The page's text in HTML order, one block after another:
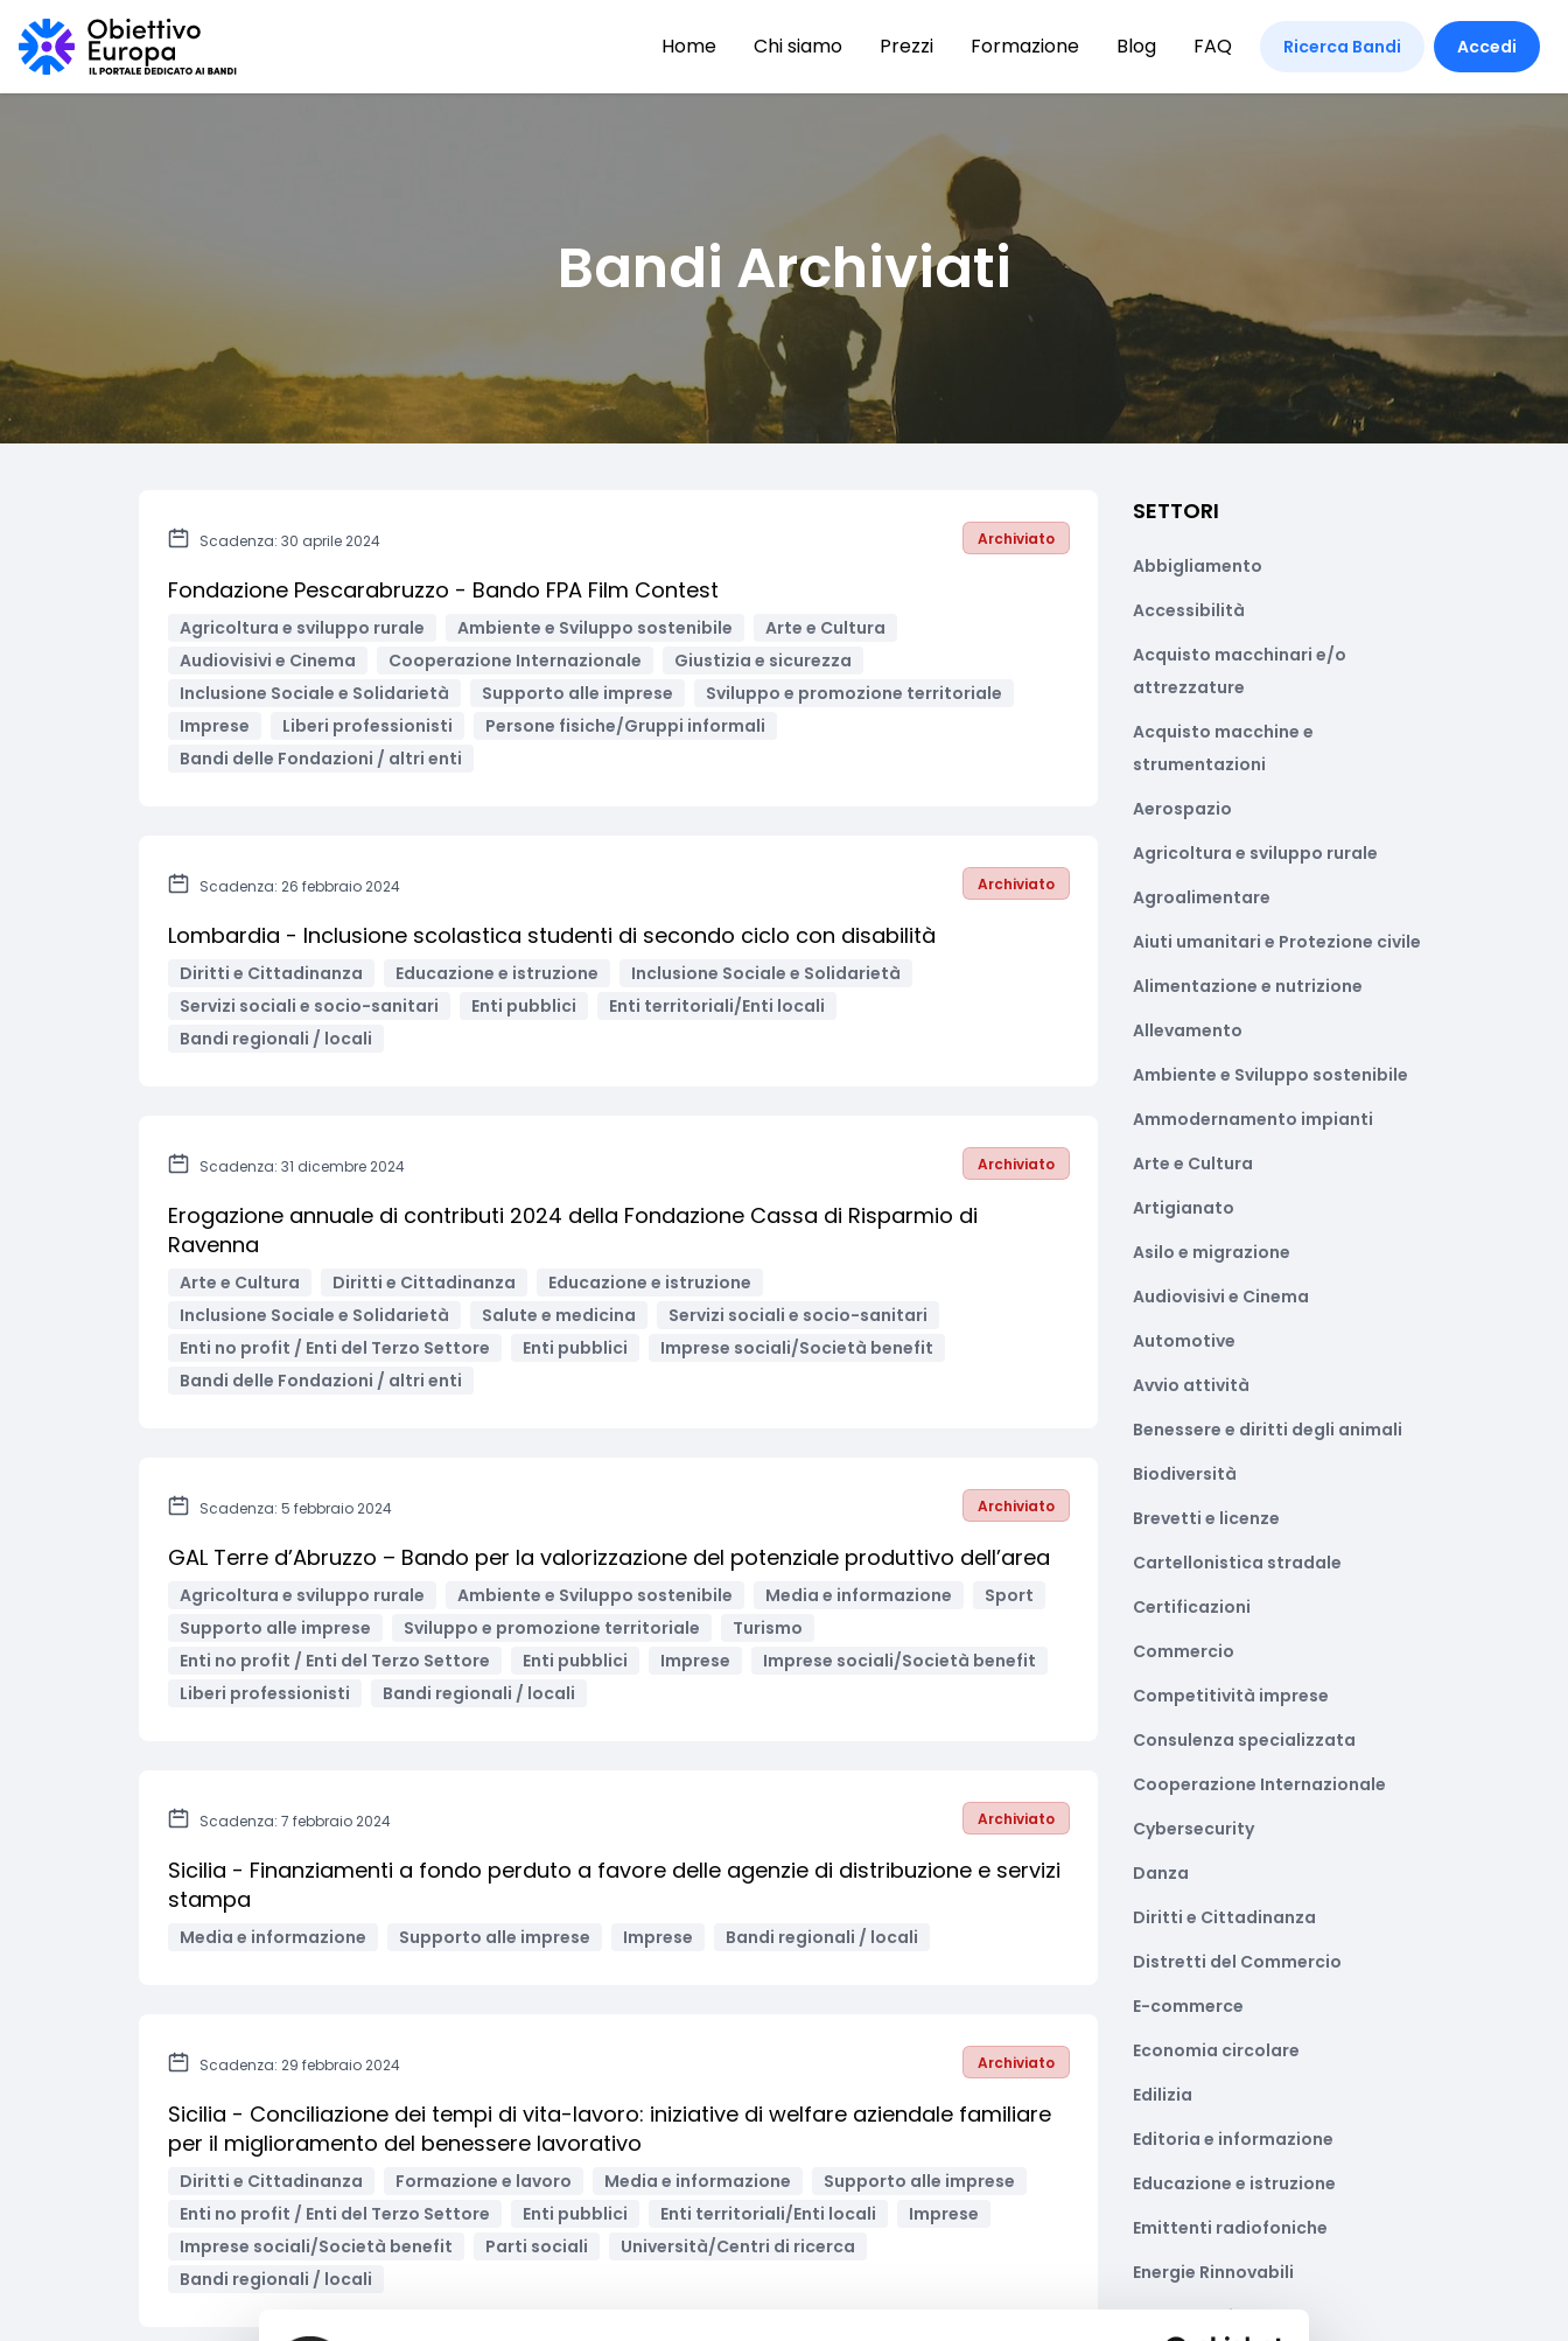
Home Chi siamo Prezzi Formazione Blog FAQ Ricerca Bandi Accedi
Bandi Archiviati
Scadenza: 30 aprile 2024 Archiviato
Fondazione Pescarabruzzo - Bando FPA Film Contest
Agricoltura e sviluppo rurale Ambiente e Sviluppo sostenibile
Arte e Cultura
Audiovisivi e Cinema
Cooperazione Internazionale
Giustizia e sicurezza
Inclusione Sociale e Solidarietà
Supporto alle imprese
Sviluppo e promozione territoriale
Imprese
Liberi professionisti
Persone fisiche/Gruppi informali
Bandi delle Fondazioni / altri enti
Scadenza: 26 febbraio 2024 Archiviato
Lombardia - Inclusione scolastica studenti di secondo ciclo con disabilità
Diritti e Cittadinanza Educazione e istruzione
Inclusione Sociale e Solidarietà
Servizi sociali e socio-sanitari
Enti pubblici
Enti territoriali/Enti locali
Bandi regionali / locali
Scadenza: 31 dicembre 2024 Archiviato
Erogazione annuale di contributi 2024 della Fondazione Cassa di Risparmio di
Ravenna
Arte e Cultura Diritti e Cittadinanza
Educazione e istruzione
Inclusione Sociale e Solidarietà
Salute e medicina
Servizi sociali e socio-sanitari
Enti no profit / Enti del Terzo Settore
Enti pubblici
Imprese sociali/Società benefit
Bandi delle Fondazioni / altri enti
Scadenza: 5 febbraio 2024 Archiviato
GAL Terre d’Abruzzo – Bando per la valorizzazione del potenziale produttivo dell’area
Agricoltura e sviluppo rurale Ambiente e Sviluppo sostenibile Media e informazione
Sport
Supporto alle imprese
Sviluppo e promozione territoriale
Turismo
Enti no profit / Enti del Terzo Settore
Enti pubblici Imprese
Imprese sociali/Società benefit
Liberi professionisti
Bandi regionali / locali
Scadenza: 7 febbraio 2024 Archiviato
Sicilia - Finanziamenti a fondo perduto a favore delle agenzie di distribuzione e servizi
stampa
Media e informazione Supporto alle imprese Imprese Bandi regionali / locali
Scadenza: 29 febbraio 2024 Archiviato
Sicilia - Conciliazione dei tempi di vita-lavoro: iniziative di welfare aziendale familiare
per il miglioramento del benessere lavorativo
Diritti e Cittadinanza Formazione e lavoro Media e informazione
Supporto alle imprese
Enti no profit / Enti del Terzo Settore
Enti pubblici Enti territoriali/Enti locali
Imprese
Imprese sociali/Società benefit
Parti sociali
Università/Centri di ricerca
Bandi regionali / locali
SETTORI
Abbigliamento
Accessibilità
Acquisto macchinari e/o
attrezzature
Acquisto macchine e
strumentazioni
Aerospazio
Agricoltura e sviluppo rurale
Agroalimentare
Aiuti umanitari e Protezione civile
Alimentazione e nutrizione
Allevamento
Ambiente e Sviluppo sostenibile
Ammodernamento impianti
Arte e Cultura
Artigianato
Asilo e migrazione
Audiovisivi e Cinema
Automotive
Avvio attività
Benessere e diritti degli animali
Biodiversità
Brevetti e licenze
Cartellonistica stradale
Certificazioni
Commercio
Competitività imprese
Consulenza specializzata
Cooperazione Internazionale
Cybersecurity
Danza
Diritti e Cittadinanza
Distretti del Commercio
E-commerce
Economia circolare
Edilizia
Editoria e informazione
Educazione e istruzione
Emittenti radiofoniche
Energie Rinnovabili
Farmaceutico